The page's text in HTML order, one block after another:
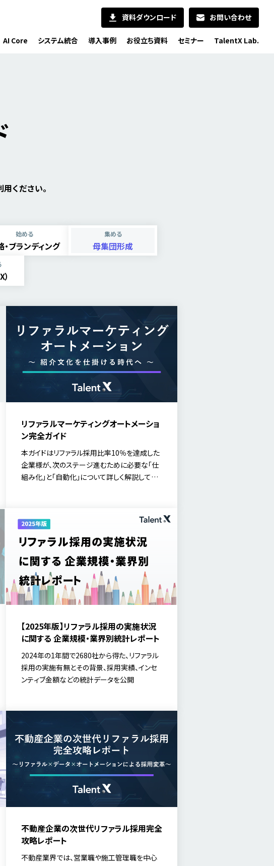
資料ダウンロード お問い合わせ
AI Core システム統合 導入事例 お役立ち資料 セミナー TalentX Lab.
ください。
始める
・ブランディング
集める
母集団形成
リファラルマーケティングオートメーショ
ン完全ガイド
本ガイドはリファラル採用比率10％を達成した
企業様が、次のステージ進むために必要な「仕
組み化」と「自動化」について詳しく解説してい
ョンの全体像や導入効果、実践的なロードマッ
プまでをご紹介します。
【2025年版】リファラル採用の実施状況
に関する 企業規模・業界別統計レポート
2024年の1年間で2680社から得た、リファラル
採用の実施有無とその背景、採用実績、インセ
ンティブ金額などの統計データを公開
不動産企業の次世代リファラル採用完全
攻略レポート
不動産業界では、営業職や施工管理職を中心